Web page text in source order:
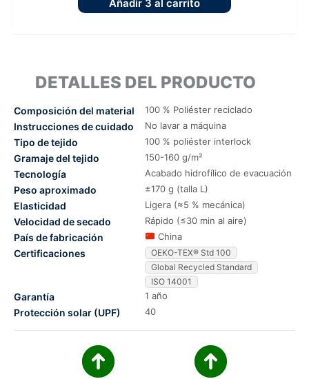
Añadir 3 al carrito
DETALLES DEL PRODUCTO
Composición del material 100 % Poliéster reciclado
Instrucciones de cuidado No lavar a máquina
Tipo de tejido 100 % poliéster interlock
Gramaje del tejido 150-160 g/m²
Tecnología Acabado hidrofílico de evacuación
Peso aproximado ±170 g (talla L)
Elasticidad Ligera (≈5 % mecánica)
Velocidad de secado Rápido (≤30 min al aire)
País de fabricación China
Certificaciones
OEKO-TEX® Std 100
Global Recycled Standard
ISO 14001
Garantía 1 año
Protección solar (UPF) 40